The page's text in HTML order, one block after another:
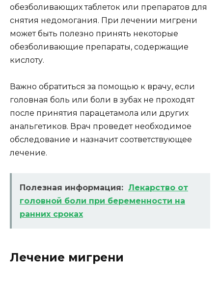
обезболивающих таблеток или препаратов для
снятия недомогания. При лечении мигрени
может быть полезно принять некоторые
обезболивающие препараты, содержащие
кислоту.
Важно обратиться за помощью к врачу, если
головная боль или боли в зубах не проходят
после принятия парацетамола или других
анальгетиков. Врач проведет необходимое
обследование и назначит соответствующее
лечение.
Полезная информация: Лекарство от
головной боли при беременности на
ранних сроках
Лечение мигрени